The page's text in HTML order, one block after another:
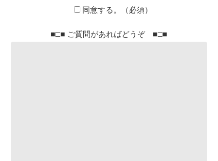
同意する。（必須）
■□■ ご質問があればどうぞ ■□■